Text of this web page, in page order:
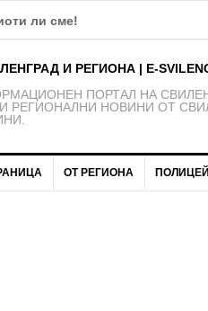
в Свиленград: Покрити в
И РЕГИОНА | E-
ПОРТАЛ НА
РЕГИОНАЛНИ НОВИНИ ОТ
ОТ РЕГИОНА